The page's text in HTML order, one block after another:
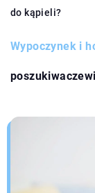
do kąpieli?
Wypoczynek i